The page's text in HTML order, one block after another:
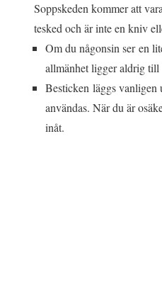
Soppskeden kommer att
tesked och är inte en kniv
Om du någonsin ser en
allmänhet ligger aldrig till
Besticken läggs vanligen
användas. När du är
inåt.